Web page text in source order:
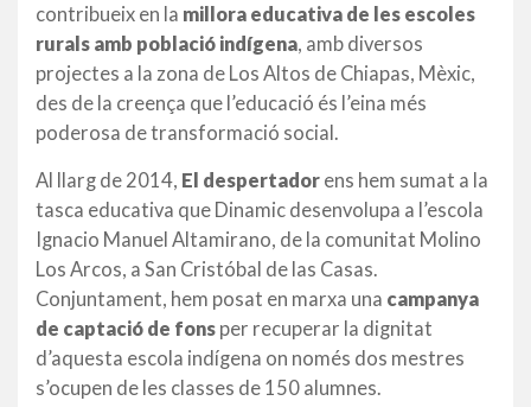
contribueix en la millora educativa de les escoles
rurals amb població indígena, amb diversos
projectes a la zona de Los Altos de Chiapas, Mèxic,
des de la creença que l’educació és l’eina més
poderosa de transformació social.
Al llarg de 2014, El despertador ens hem sumat a la
tasca educativa que Dinamic desenvolupa a l’escola
Ignacio Manuel Altamirano, de la comunitat Molino
Los Arcos, a San Cristóbal de las Casas.
Conjuntament, hem posat en marxa una campanya
de captació de fons per recuperar la dignitat
d’aquesta escola indígena on només dos mestres
s’ocupen de les classes de 150 alumnes.